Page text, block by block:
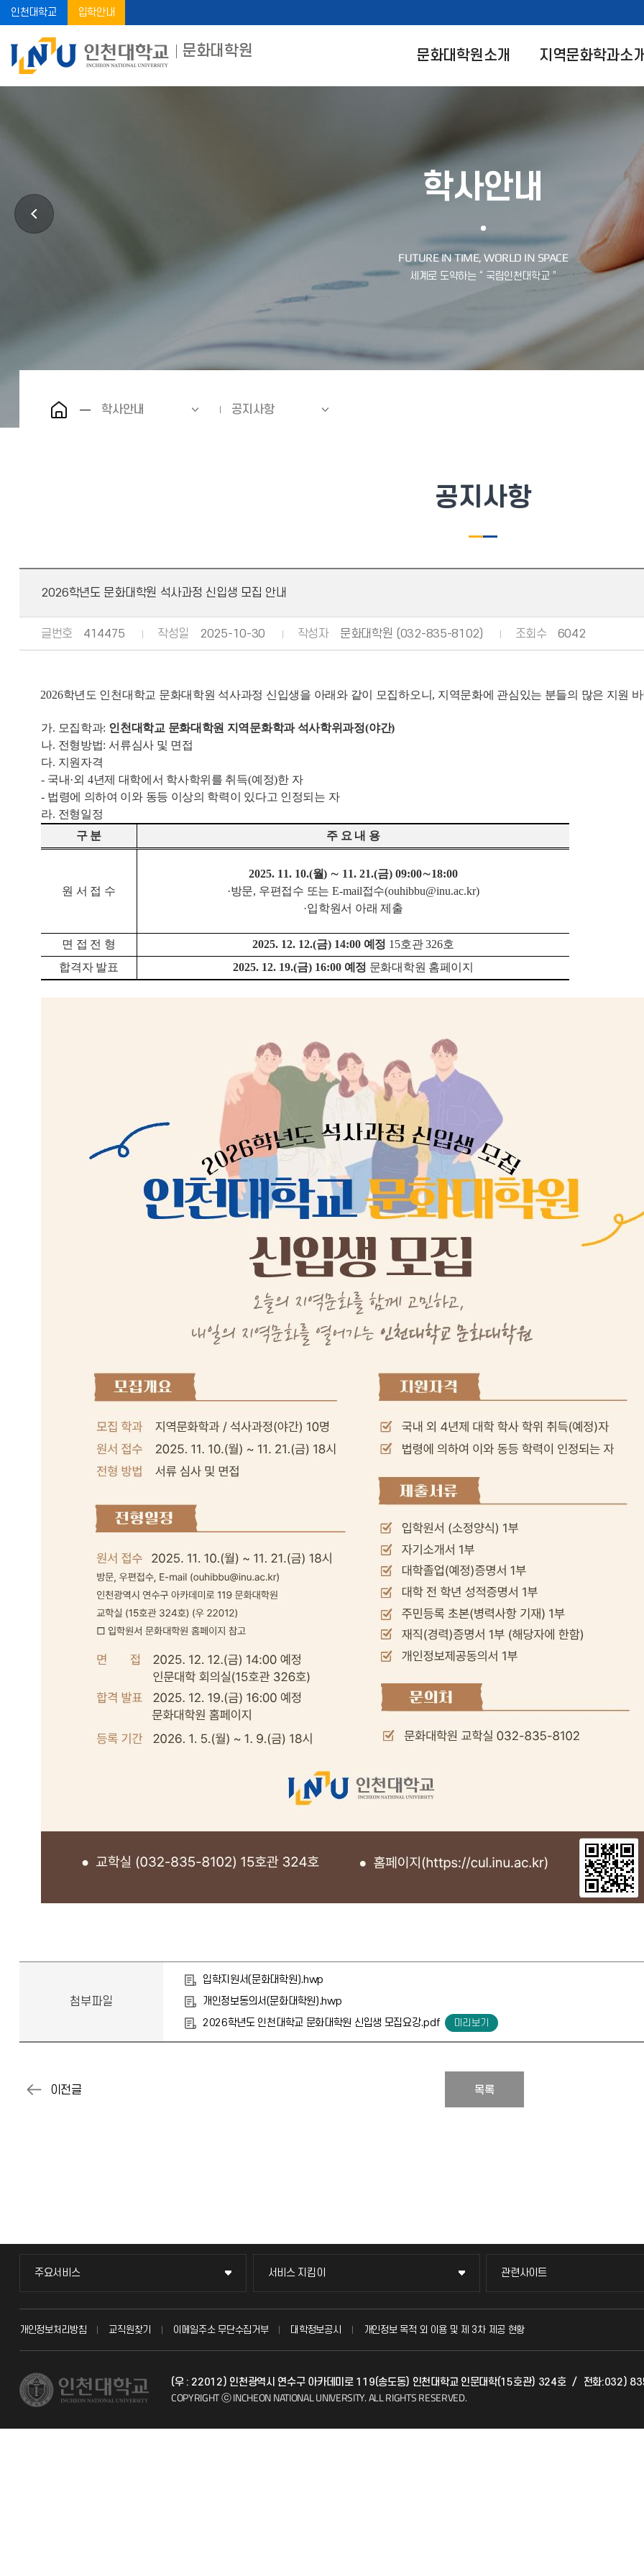
인천대학교 입학안내
문화대학원 문화대학원소개 지역문화학과소
학사안내
학사안내 공지사항
공지사항
2026학년도 문화대학원 석사과정 신입생 모집 안내
글번호 414475 작성일 2025-10-30 작성자 문화대학원 (032-835-8102) 조회수 6042
2026학년도 인천대학교 문화대학원 석사과정 신입생을 아래와 같이 모집하오니 , 지역문화에 관심있는 분들의 많은 지원
가. 모집학과: 인천대학교 문화대학원 지역문화학과 석사학위과정(야간)
나. 전형방법:서류심사 및 면접
다. 지원자격
- 국내·외 4년제 대학에서 학사학위를 취득(예정)한 자
- 법령에 의하여 이와 동등 이상의 학력이 있다고 인정되는 자
라. 전형일정
구 분
주 요 내 용
원 서 접 수
2025. 11. 10.(월) ∼ 11. 21.(금) 09:00∼18:00
·방문, 우편접수 또는 E-mail접수(ouhibbu@inu.ac.kr)
·입학원서 아래 제출
면 접 전 형 2025. 12. 12.(금) 14:00 예정 15호관326호
합격자 발표
2025. 12. 19.(금) 16:00 예정 문화대학원 홈페이지
첨부파일
입학지원서(문화대학원).hwp
개인정보동의서(문화대학원).hwp
2026학년도 인천대학교 문화대학원 신입생 모집요강.pdf
목록
주요서비스
주요서비스
교무회의방송
시설예약
서비스 지킴이
서비스 지킴이
묻고 답하기
자주 묻는 질문(FAQ)
관련사이트
관련사이트
국방헬프콜
산학협력단
개인정보처리방침 교직원찾기 이메일주소 무단수집거부 대학정보공시 개인정보 목적 외 이용 및 제 3차 제공 현황
(우 : 22012) 인천광역시 연수구 아카데미로 119(송도동) 인천대학교 인문대학(15호관) 324호 / 전화:032)
COPYRIGHT ⓒ INCHEON NATIONAL UNIVERSITY.ALL RIGHTS RESERVED.